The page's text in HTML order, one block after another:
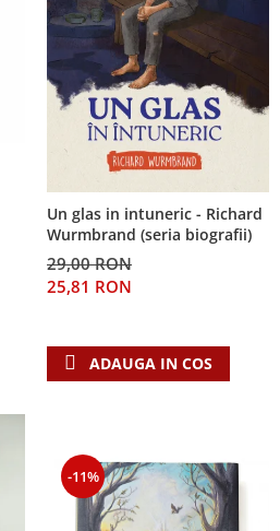
Un glas in intuneric - Richard
Wurmbrand (seria biografii)
29,00 RON
25,81 RON
ADAUGA IN COS
-11%